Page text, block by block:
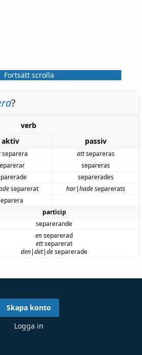
Fortsätt scrolla
?
verb
aktiv
passiv
separera attsepareras
separeras
separerades
separerat har|hadeseparerats
particip
separerande
enseparerad
ettseparerat
den|det|deseparerade
Skapa konto
Logga in